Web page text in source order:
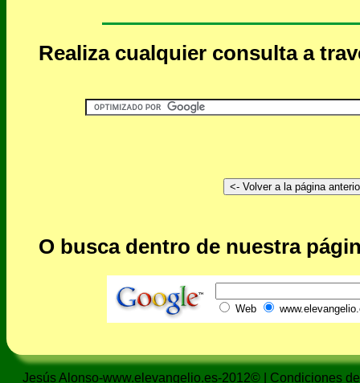
Realiza cualquier consulta a
O busca dentro de nuestra
Web
Jesús Alonso-www.elevangelio.es-2012© | Condiciones